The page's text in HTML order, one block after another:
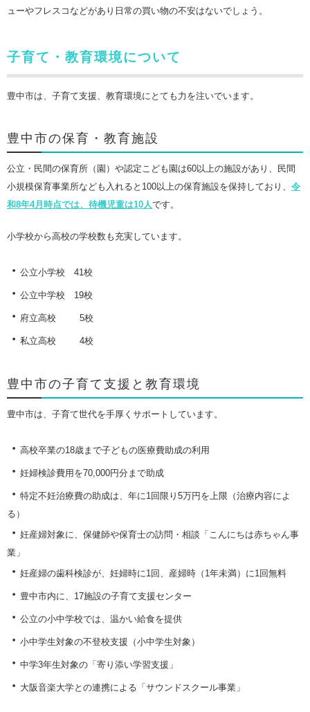
ューやフレスコなどがあり日常の買い物の不安はないでしょう。
子育て・教育環境について
豊中市は、子育て支援、教育環境にとても力を注いでいます。
豊中市の保育・教育施設
公立・民間の保育所（園）や認定こども園は60以上の施設があり、民間
小規模保育事業所なども入れると100以上の保育施設を保持しており、 令
和8年4月時点では、待機児童は10人です。
小学校から高校の学校数も充実しています。
・ 公立小学校 41校
・ 公立中学校 19校
・ 府立高校 5校
・ 私立高校 4校
豊中市の子育て支援と教育環境
豊中市は、子育て世代を手厚くサポートしています。
・ 高校卒業の18歳まで子どもの医療費助成の利用
・ 妊婦検診費用を70,000円分まで助成
・ 特定不妊治療費の助成は、年に1回限り5万円を上限（治療内容によ
る）
・ 妊産婦対象に、保健師や保育士の訪問・相談「こんにちは赤ちゃん事
業」
・ 妊産婦の歯科検診が、妊婦時に1回、産婦時（1年未満）に1回無料
・ 豊中市内に、17施設の子育て支援センター
・ 公立の小中学校では、温かい給食を提供
・ 小中学生対象の不登校支援（小中学生対象）
・ 中学3年生対象の「寄り添い学習支援」
・ 大阪音楽大学との連携による「サウンドスクール事業」